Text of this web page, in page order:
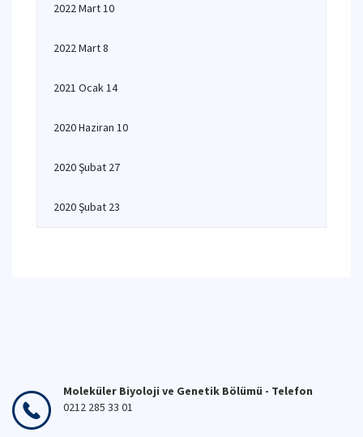
2022 Mart 10
2022 Mart 8
2021 Ocak 14
2020 Haziran 10
2020 Şubat 27
2020 Şubat 23
Moleküler Biyoloji ve Genetik Bölümü - Telefon
0212 285 33 01